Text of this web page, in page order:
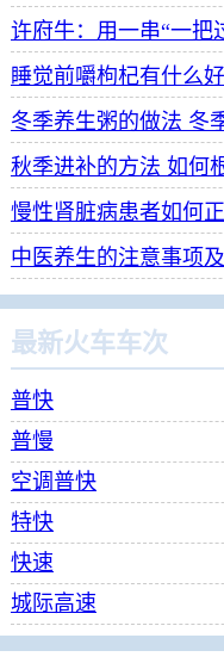
睡觉前嚼枸杞有什么
冬季养生粥的做法 冬
秋季进补的方法 如何
慢性肾脏病患者如何
中医养生的注意事项
最新火车车次
普快
普慢
空调普快
特快
快速
城际高速